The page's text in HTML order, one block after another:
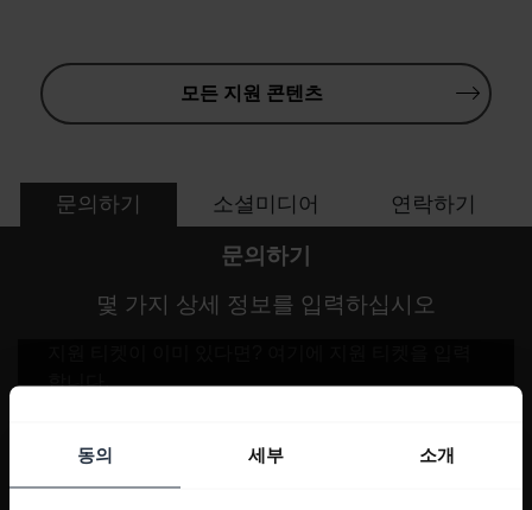
동의 세부 소개
모든 지원 콘텐츠
문의하기 소셜미디어 연락하기
문의하기
몇 가지 상세 정보를 입력하십시오